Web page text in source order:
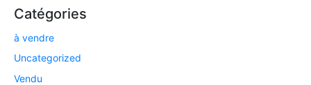
Catégories
à vendre
Uncategorized
Vendu